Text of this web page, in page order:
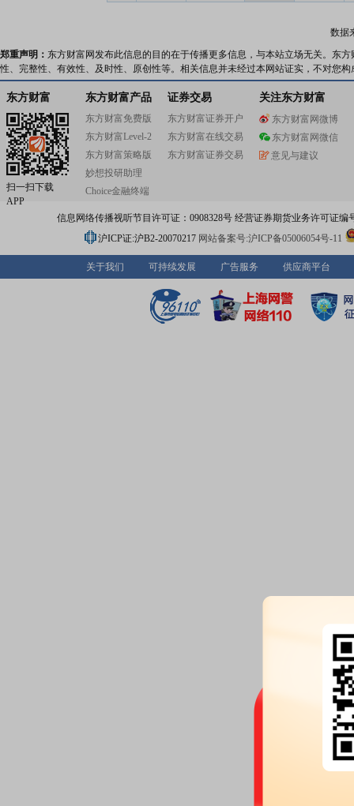
数据
郑重声明： 东方财富网发布此信息的目的在于传播更多信息，与本站立场无关。东
性、完整性、有效性、及时性、原创性等。相关信息并未经过本网站证实，不对您
东方财富
扫一扫下载
APP
东方财富产品
东方财富免费版
东方财富Level-2
东方财富策略版
妙想投研助理
Choice金融终端
证券交易
东方财富证券开户
东方财富在线交易
东方财富证券交易
关注东方财富
东方财富网微博
东方财富网微信
意见与建议
信息网络传播视听节目许可证：0908328号 经营证券期货业务许可证编
沪ICP证:沪B2-20070217 网站备案号:沪ICP备05006054号-11
关于我们 可持续发展 广告服务 供应商平台